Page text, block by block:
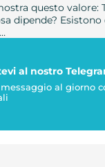
questo valore:
dipende?
al nostro
messaggio al giorno